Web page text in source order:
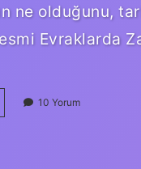
ne olduğunu,
Evraklarda
10 Yorum